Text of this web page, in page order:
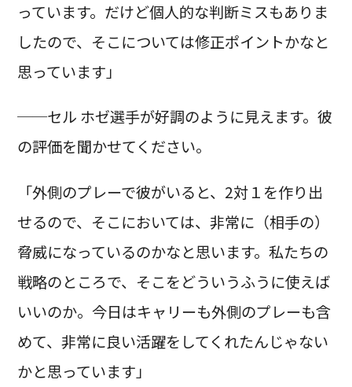
っています。だけど個人的な判断ミスもありま
したので、そこについては修正ポイントかなと
思っています」
──セル ホゼ選手が好調のように見えます。彼
の評価を聞かせてください。
「外側のプレーで彼がいると、2対１を作り出
せるので、そこにおいては、非常に（相手の）
脅威になっているのかなと思います。私たちの
戦略のところで、そこをどういうふうに使えば
いいのか。今日はキャリーも外側のプレーも含
めて、非常に良い活躍をしてくれたんじゃない
かと思っています」